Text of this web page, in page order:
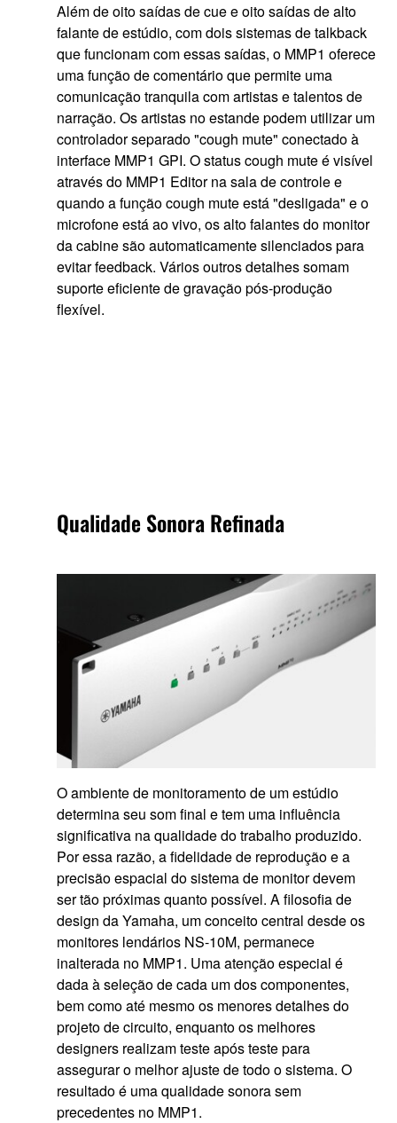
Além de oito saídas de cue e oito saídas de alto
falante de estúdio, com dois sistemas de talkback
que funcionam com essas saídas, o MMP1 oferece
uma função de comentário que permite uma
comunicação tranquila com artistas e talentos de
narração. Os artistas no estande podem utilizar um
controlador separado "cough mute" conectado à
interface MMP1 GPI. O status cough mute é visível
através do MMP1 Editor na sala de controle e
quando a função cough mute está "desligada" e o
microfone está ao vivo, os alto falantes do monitor
da cabine são automaticamente silenciados para
evitar feedback. Vários outros detalhes somam
suporte eficiente de gravação pós-produção
flexível.
Qualidade Sonora Refinada
O ambiente de monitoramento de um estúdio
determina seu som final e tem uma influência
significativa na qualidade do trabalho produzido.
Por essa razão, a fidelidade de reprodução e a
precisão espacial do sistema de monitor devem
ser tão próximas quanto possível. A filosofia de
design da Yamaha, um conceito central desde os
monitores lendários NS-10M, permanece
inalterada no MMP1. Uma atenção especial é
dada à seleção de cada um dos componentes,
bem como até mesmo os menores detalhes do
projeto de circuito, enquanto os melhores
designers realizam teste após teste para
assegurar o melhor ajuste de todo o sistema. O
resultado é uma qualidade sonora sem
precedentes no MMP1.